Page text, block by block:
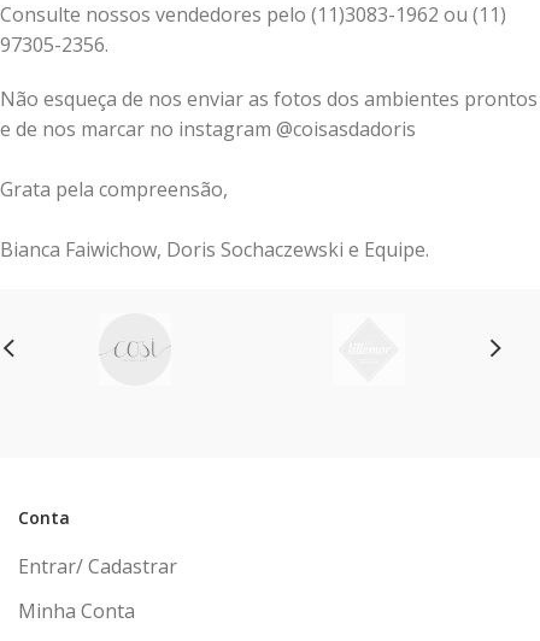
Consulte nossos vendedores pelo (11)3083-1962 ou (11)
97305-2356.
Não esqueça de nos enviar as fotos dos ambientes prontos
e de nos marcar no instagram @coisasdadoris
Grata pela compreensão,
Bianca Faiwichow, Doris Sochaczewski e Equipe.
Conta
Entrar/ Cadastrar
Minha Conta